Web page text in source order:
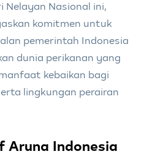
Nelayan Nasional ini,
komitmen untuk
pemerintah Indonesia
dunia perikanan yang
kebaikan bagi
lingkungan perairan
Aruna Indonesia